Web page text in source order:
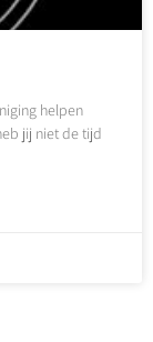
helpen
jij niet de tijd